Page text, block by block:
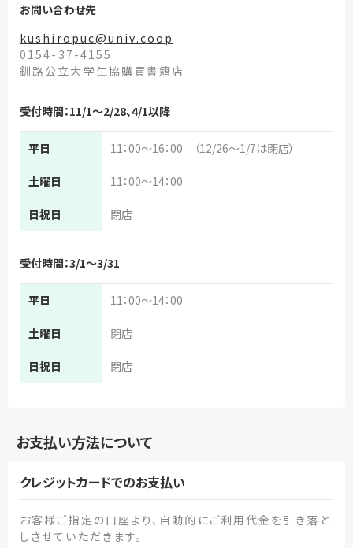
お問い合わせ先
kushiropuc@univ.coop
0154-37-4155
釧路公立大学生協購買書籍店
受付時間：11/1～2/28、4/1以降
平日 11：00～16：00 （12/26～1/7は閉店）
土曜日 11：00～14：00
日祝日 閉店
受付時間：3/1～3/31
平日 11：00～14：00
土曜日 閉店
日祝日 閉店
お支払い方法について
クレジットカードでのお支払い
お客様ご指定の口座より、自動的にご利用代金を引き落と
しさせていただきます。